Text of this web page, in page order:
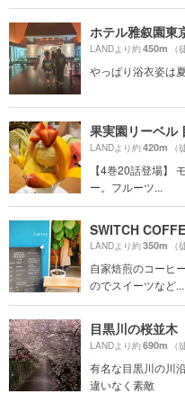
ホテル雅叙園東
LANDより約450m （
やっぱり浴衣姿は
果実園リーベル
LANDより約420m （
【4巻20話登場】
ー。フルーツ...
SWITCH
LANDより約350m （
自家焙煎のコーヒ
のでスイーツなど...
目黒川の桜並木
LANDより約690m （
有名な目黒川の川
違いなく素敵